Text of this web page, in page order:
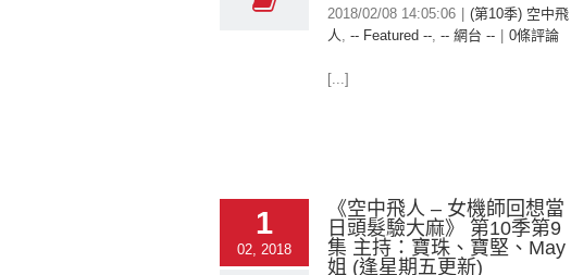
2018/02/08 14:05:06
(第10季) 空中飛
人, -- Featured --, -- 網台 -- 0條評論
[...]
1
02, 2018
《空中飛人 – 女機師回想當
日頭髮驗大麻》 第10季第9
集 主持：寶珠、寶堅、May
姐 (逢星期五更新)